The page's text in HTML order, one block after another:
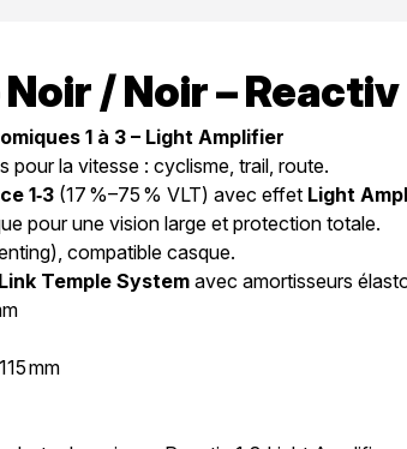
/ Noir –
1 à 3 – Light Amplifier
pour la vitesse : cyclisme, trail, route.
1‑3 (17 %–75 % VLT) avec effet Light
pour une vision large et protection totale.
compatible casque.
Temple Systemavec amortisseurs
mm